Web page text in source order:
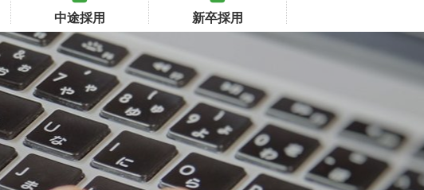
中途採用 新卒採用